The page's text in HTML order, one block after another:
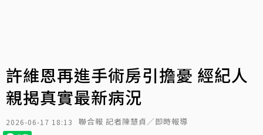
許維恩再進手術房引擔憂 經紀人
親揭真實最新病況
2026-06-17 18:13 聯合報 記者陳慧貞／即時報導